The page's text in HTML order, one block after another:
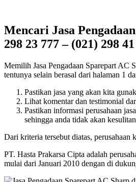
Mencari Jasa
298 23 777 – (021) 298
Memilih Jasa Pengadaan Sparepart AC
tentunya selain berasal dari halaman 1
Pastikan jasa yang akan kita
Lihat komentar dan testimonial
Pastikan informasi perusahaan
sehingga anda tidak akan
Dari kriteria tersebut diatas, perusahaan
PT. Hasta Prakarsa Cipta adalah
mulai dari Januari 2010 dengan di